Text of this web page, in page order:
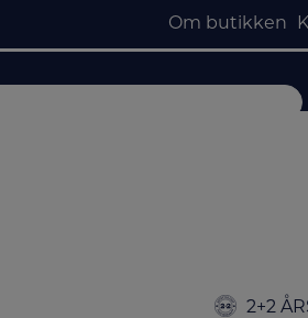
Om butikken
2+2